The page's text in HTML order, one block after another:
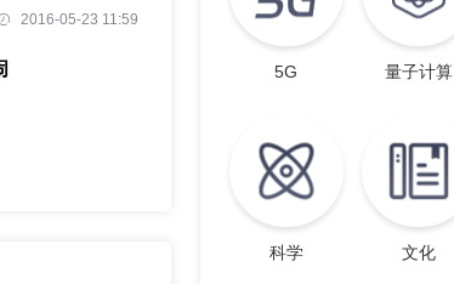
2016-05-23 11:59
5G 量子计算
科学 文化